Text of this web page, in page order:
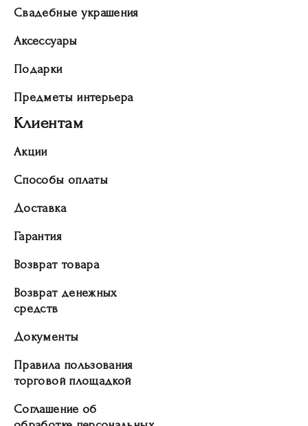
Свадебные украшения
Аксессуары
Подарки
Предметы интерьера
Клиентам
Акции
Способы оплаты
Доставка
Гарантия
Возврат товара
Возврат денежных
средств
Документы
Правила пользования
торговой площадкой
Соглашение об